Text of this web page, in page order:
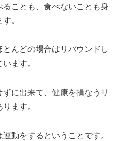
ことも、食べないことも身
。
んどの場合はリバウンドし
ます。
に出来て、健康を損なうリ
ます。
動をするということです。